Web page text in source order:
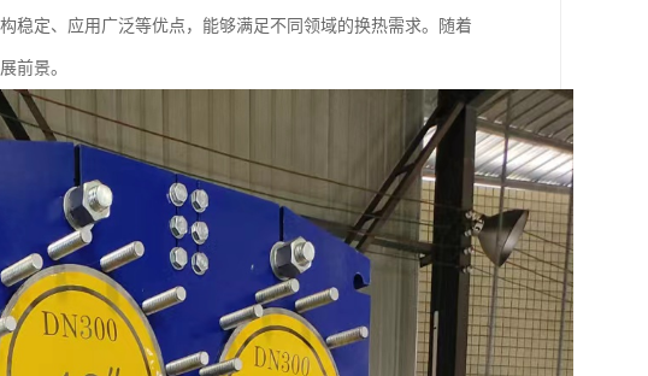
稳定、应用广泛等优点，能够满足不同领域的换热需求。随着
前景。